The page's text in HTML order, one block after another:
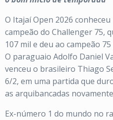
O Itajaí Open 2026
campeão do Challenger 75,
107 mil e deu ao campeão
O paraguaio Adolfo Daniel
venceu o brasileiro Thiago
6/2, em uma partida que
as arquibancadas
Ex-número 1 do mundo no